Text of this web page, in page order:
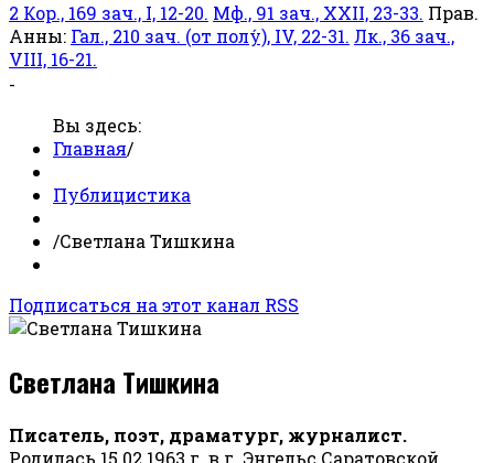
2 Кор., 169 зач., I, 12-20. Мф., 91 зач., XXII, 23-33. Прав.
Анны: Гал., 210 зач. (от полу́), IV, 22-31. Лк., 36 зач.,
VIII, 16-21.
-
Вы здесь:
Главная/
Публицистика
/Светлана Тишкина
Подписаться на этот канал RSS
Светлана Тишкина
Писатель, поэт, драматург, журналист.
Родилась 15.02.1963 г. в г. Энгельс Саратовской